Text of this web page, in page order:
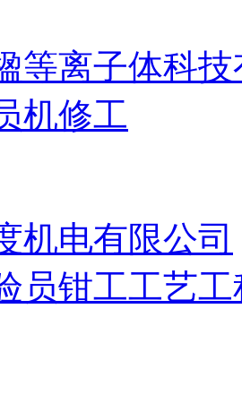
等离子体科
机修工
机电有限公司
员钳工工艺